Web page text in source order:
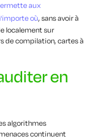
aux
où, sans avoir à
localement sur
de compilation, cartes à
en
algorithmes
continuent